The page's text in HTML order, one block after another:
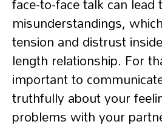
misunderstandings,
tension and distrust
length relationship. For
important to
truthfully about your
problems with your